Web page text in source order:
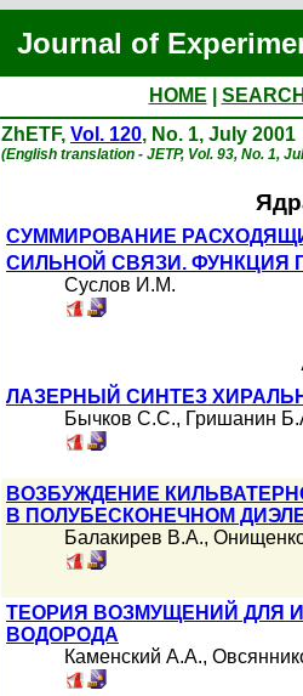
Journal of
HOME
ZhETF, Vol. 120, No. 1, July 2001
(English translation - JETP, Vol. 93, No. 1,
СУММИРОВАНИЕ
СИЛЬНОЙ СВЯЗИ. ФУНКЦИЯ
Суслов И.М.
ЛАЗЕРНЫЙ СИНТЕЗ
Бычков С.С., Гришанин
ВОЗБУЖДЕНИЕ
В ПОЛУБЕСКОНЕЧНОМ
Балакирев В.А.,
ТЕОРИЯ ВОЗМУЩЕНИЙ ДЛЯ
ВОДОРОДА
Каменский А.А.,